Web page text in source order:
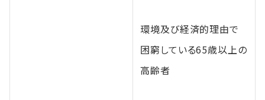
環境及び経済的理由で
困窮している65歳以上の
高齢者